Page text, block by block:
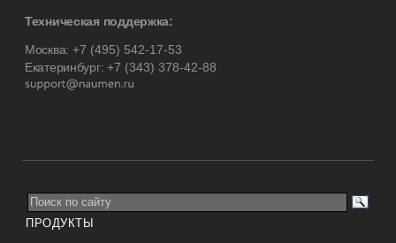
Техническая поддержка:
Москва: +7 (495) 542-17-53
Екатеринбург:+7 (343) 378-42-88
ПРОДУКТЫ